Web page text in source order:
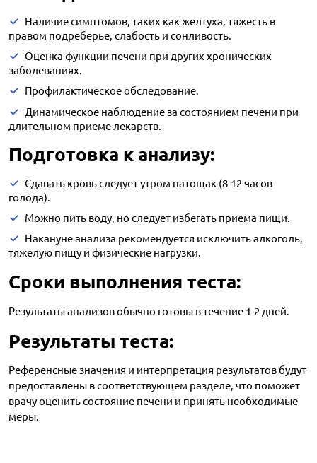
Наличие симптомов, таких как желтуха, тяжесть в
правом подреберье, слабость и сонливость.
Оценка функции печени при других хронических
заболеваниях.
Профилактическое обследование.
Динамическое наблюдение за состоянием печени при
длительном приеме лекарств.
Подготовка к анализу:
Сдавать кровь следует утром натощак (8-12 часов
голода).
Можно пить воду, но следует избегать приема пищи.
Накануне анализа рекомендуется исключить алкоголь,
тяжелую пищу и физические нагрузки.
Сроки выполнения теста:
Результаты анализов обычно готовы в течение 1-2 дней.
Результаты теста:
Референсные значения и интерпретация результатов будут
предоставлены в соответствующем разделе, что поможет
врачу оценить состояние печени и принять необходимые
меры.